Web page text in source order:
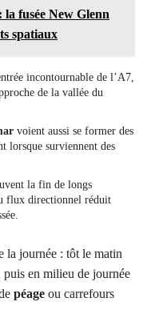
fusée New Glenn
spatiaux
incontournable de l’A7,
de la vallée du
voient aussi se former des
lorsque surviennent des
la fin de longs
flux directionnel réduit
la journée : tôt le matin
puis en milieu de journée
péage ou carrefours